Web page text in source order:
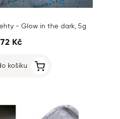
- Glow in the dark, 5g
72 Kč
košíku